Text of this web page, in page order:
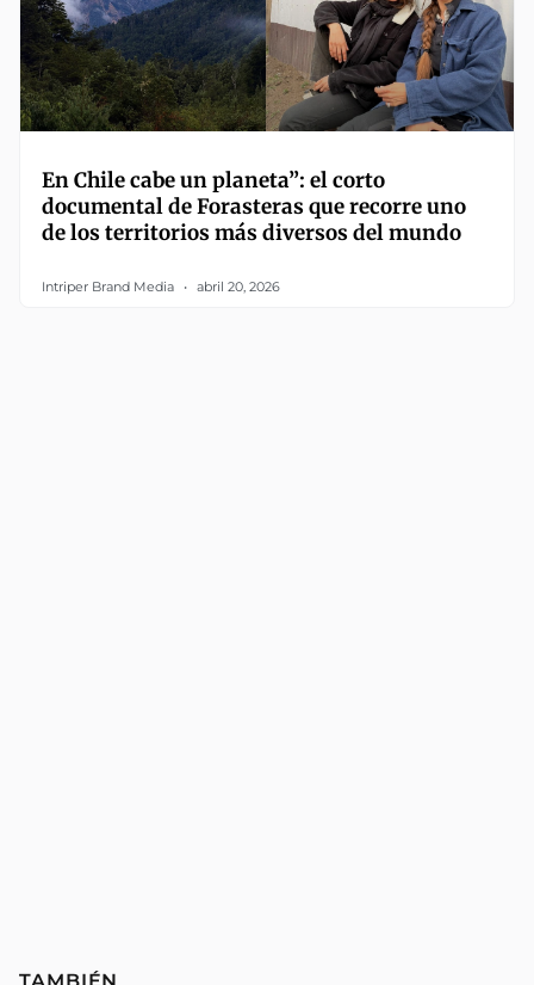
En Chile cabe un planeta”: el corto
documental de Forasteras que recorre uno
de los territorios más diversos del mundo
Intriper Brand Media abril 20, 2026